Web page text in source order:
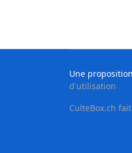
Une
d'utilisation
CulteBox.ch